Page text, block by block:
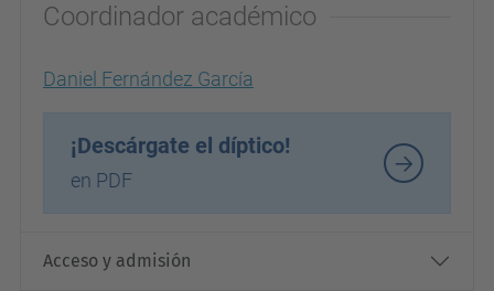
Coordinador académico
Daniel Fernández García
¡Descárgate el díptico!
en PDF
Acceso y admisión